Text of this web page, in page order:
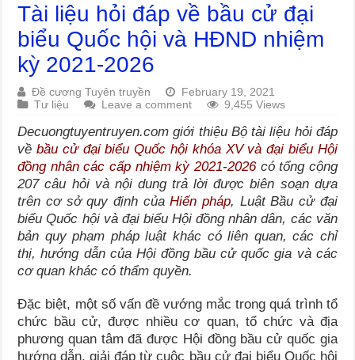
Tài liệu hỏi đáp về bầu cử đại
biểu Quốc hội và HĐND nhiệm
kỳ 2021-2026
Đề cương Tuyên truyền
February 19, 2021
Tư liệu
Leave a comment 9,455 Views
Decuongtuyentruyen.com giới thiệu Bộ tài liệu hỏi đáp
vềbầu cử đại biểu Quốc hội khóa XV và đại biểu Hội
đồng nhân các cấp nhiệm kỳ 2021-2026có tổng cộng
207 câu hỏi và nội dung trả lời được biên soạn dựa
trên cơ sở quy định củaHiến pháp, Luật Bầu cử đại
biểu Quốc hội và đại biểu Hội đồng nhân dân, các văn
bản quy phạm pháp luật khác có liên quan, các chỉ
thị, hướng dẫn của Hội đồng bầu cử quốc gia và các
cơ quan khác có thẩm quyền.
Đặc biệt, một số vấn đề vướng mắc trong quá trình tổ
chức bầu cử, được nhiều cơ quan, tổ chức và địa
phương quan tâm đã được Hội đồng bầu cử quốc gia
hướng dẫn, giải đáp từ cuộc bầu cử đại biểu Quốc hội